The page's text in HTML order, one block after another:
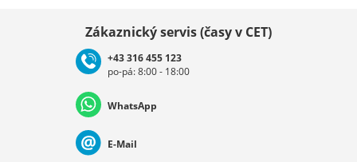
Deutschland Österreich
Zákaznický servis (časy v CET)
+43 316 455 123
po-pá: 8:00 - 18:00
WhatsApp
E-Mail